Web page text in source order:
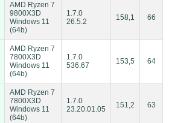
AMD Ryzen 7
9800X3D
Windows 11
(64b)
1.7.0
26.5.2
158,1 66
AMD Ryzen 7
7800X3D
Windows 11
(64b)
1.7.0
536.67
153,5 64
AMD Ryzen 7
7800X3D
Windows 11
(64b)
1.7.0
23.20.01.05
151,2 63